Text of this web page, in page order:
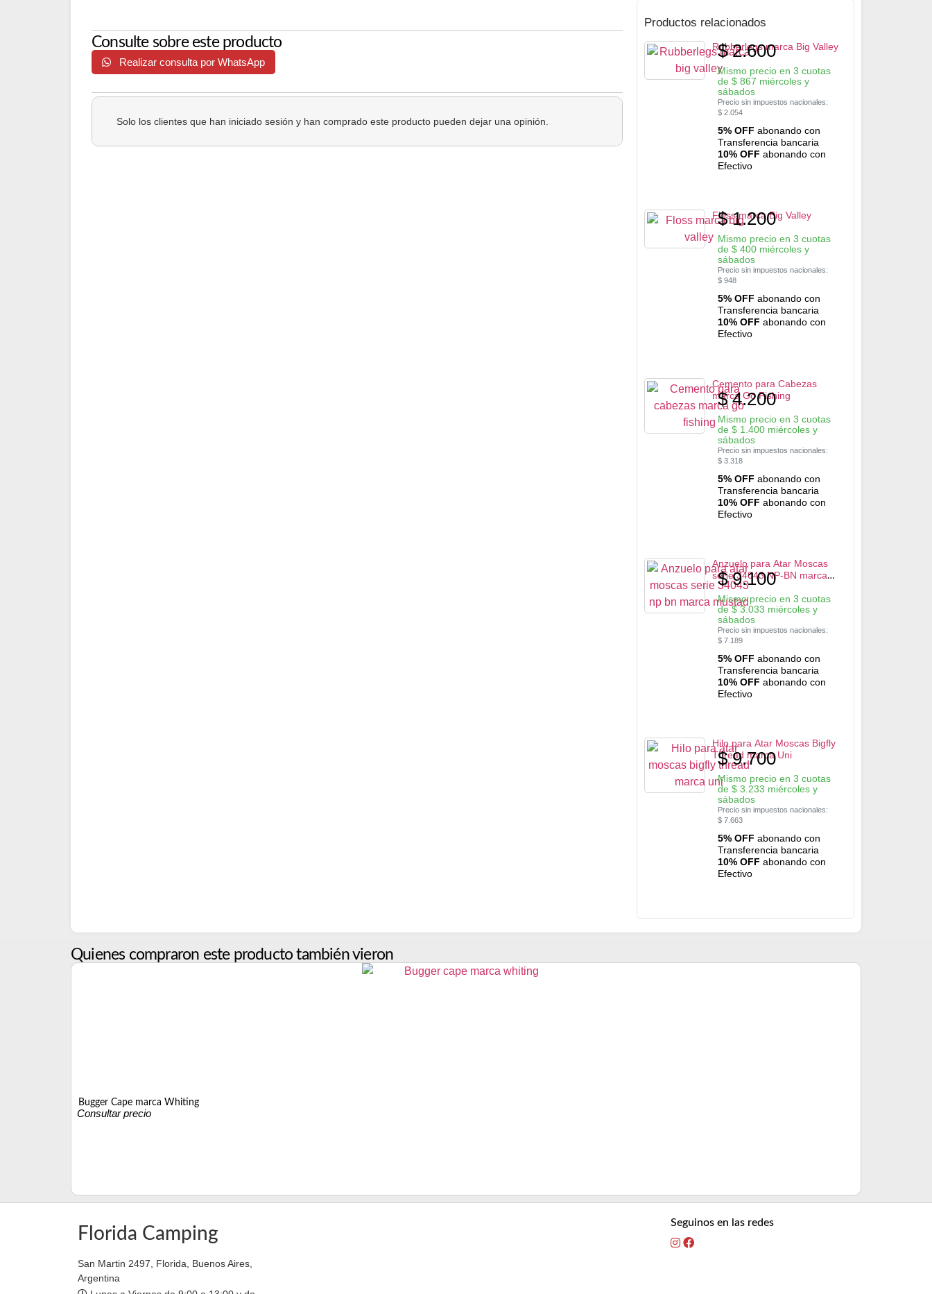
Consulte sobre este producto
Realizar consulta por WhatsApp
Solo los clientes que han iniciado sesión y han comprado este producto pueden dejar una opinión.
Productos relacionados
Rubberlegs marca Big Valley
$2.600
Mismo precio en 3 cuotas
de $867 miércoles y
sábados
Precio sin impuestos nacionales:
$2.054
5% OFF abonando con
Transferencia bancaria
10% OFF abonando con
Efectivo
Floss marca Big Valley
$1.200
Mismo precio en 3 cuotas
de $400miércoles y
sábados
Precio sin impuestos nacionales:
$948
5% OFF abonando con
Transferencia bancaria
10% OFF abonando con
Efectivo
Cemento para Cabezas
marca Go Fishing
$4.200
Mismo precio en 3 cuotas
de $1.400miércoles y
sábados
Precio sin impuestos nacionales:
$3.318
5% OFF abonando con
Transferencia bancaria
10% OFF abonando con
Efectivo
Anzuelo para Atar Moscas
serie 34043 NP-BN marca
Mustad
$9.100
Mismo precio en 3 cuotas
de$3.033 miércoles y
sábados
Precio sin impuestos nacionales:
$7.189
5% OFF abonando con
Transferencia bancaria
10% OFF abonando con
Efectivo
Hilo para Atar Moscas Bigfly
Thread marca Uni
$9.700
Mismo precio en 3 cuotas
de $3.233 miércoles y
sábados
Precio sin impuestos nacionales:
$7.663
5% OFF abonando con
Transferencia bancaria
10% OFF abonando con
Efectivo
Quienes compraron este producto también vieron
Bugger Cape marca Whiting
Consultar precio
Florida Camping
San Martin 2497, Florida, Buenos Aires,
Argentina
Seguinos en las redes